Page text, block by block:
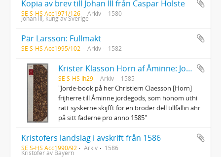
Kopia av brev till Johan III från Caspar Holste
SE S-HS Acc1971/126 Arkiv 1580
Johan III, kung av Sverige
Pär Larsson: Fullmakt
SE S-HS Acc1995/102 Arkiv 1582
Krister Klasson Horn af Åminne: Jordebok
SE S-HS Ih29 Arkiv 1585
"Jorde-book på her Christiern Claesson [Horn]
frijherre till Åminne jordegods, som honom uthi
rätt syskerne skijfft för en broder dell tillfallin ähr
på sitt faderne pro anno 1585"
Kristofers landslag i avskrift från 1586
SE S-HS Acc1990/92 Arkiv 1586
Kristofer av Bayern